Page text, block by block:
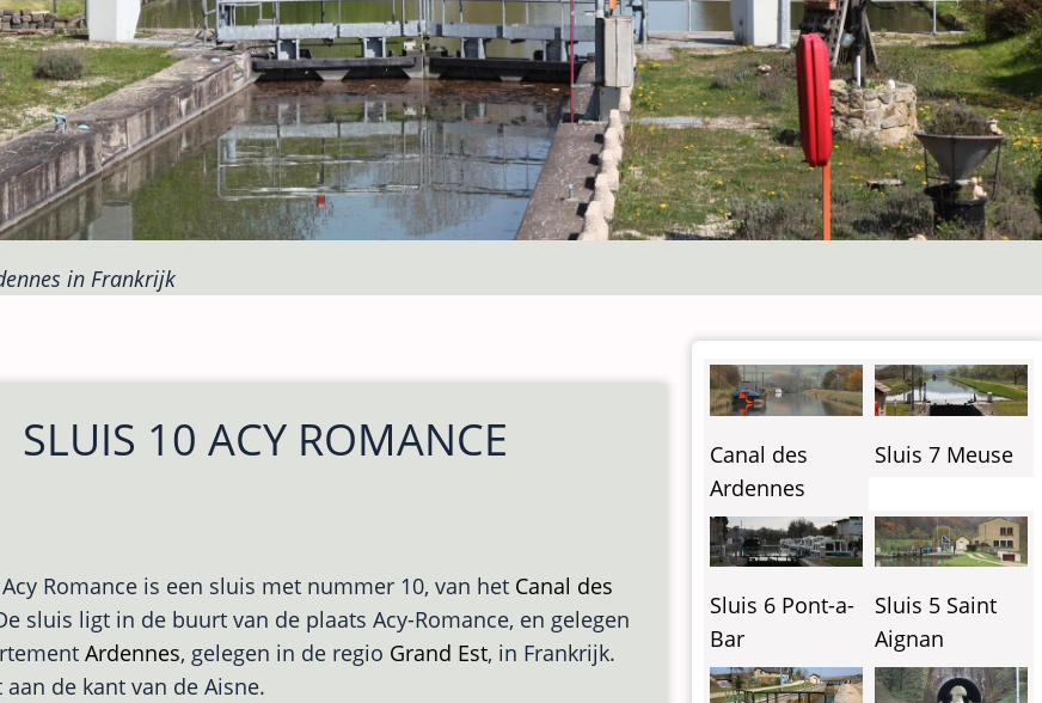
in Frankrijk
SLUIS 10 ACY ROMANCE
Romance is een sluis met nummer 10, van het Canal des
sluis ligt in de buurt van de plaats Acy-Romance, en gelegen
Ardennes, gelegen in de regio Grand Est, in Frankrijk.
de kant van de Aisne.
Canal des
Ardennes
Sluis 7 Meuse
Sluis 6 Pont-a-
Bar
Sluis 5 Saint
Aignan